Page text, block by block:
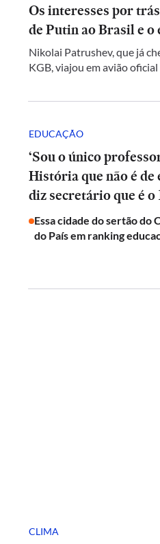
Os interesses por
de Putin ao Brasil e
Nikolai Patrushev, que já
KGB, viajou em avião
EDUCAÇÃO
‘Sou o único
História que não é de
diz secretário que é o
Essa cidade do sertão do
do País em ranking
CLIMA